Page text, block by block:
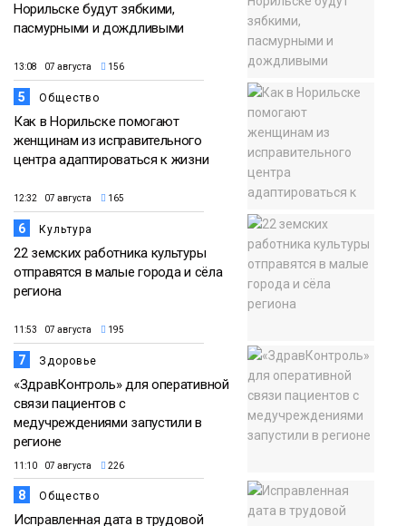
Норильске будут зябкими,
пасмурными и дождливыми
13:08 07 августа 156
5 Общество
Как в Норильске помогают
женщинам из исправительного
центра адаптироваться к жизни
12:32 07 августа 165
6 Культура
22 земских работника культуры
отправятся в малые города и сёла
региона
11:53 07 августа 195
7 Здоровье
«ЗдравКонтроль» для оперативной
связи пациентов с
медучреждениями запустили в
регионе
11:10 07 августа 226
8 Общество
Исправленная дата в трудовой